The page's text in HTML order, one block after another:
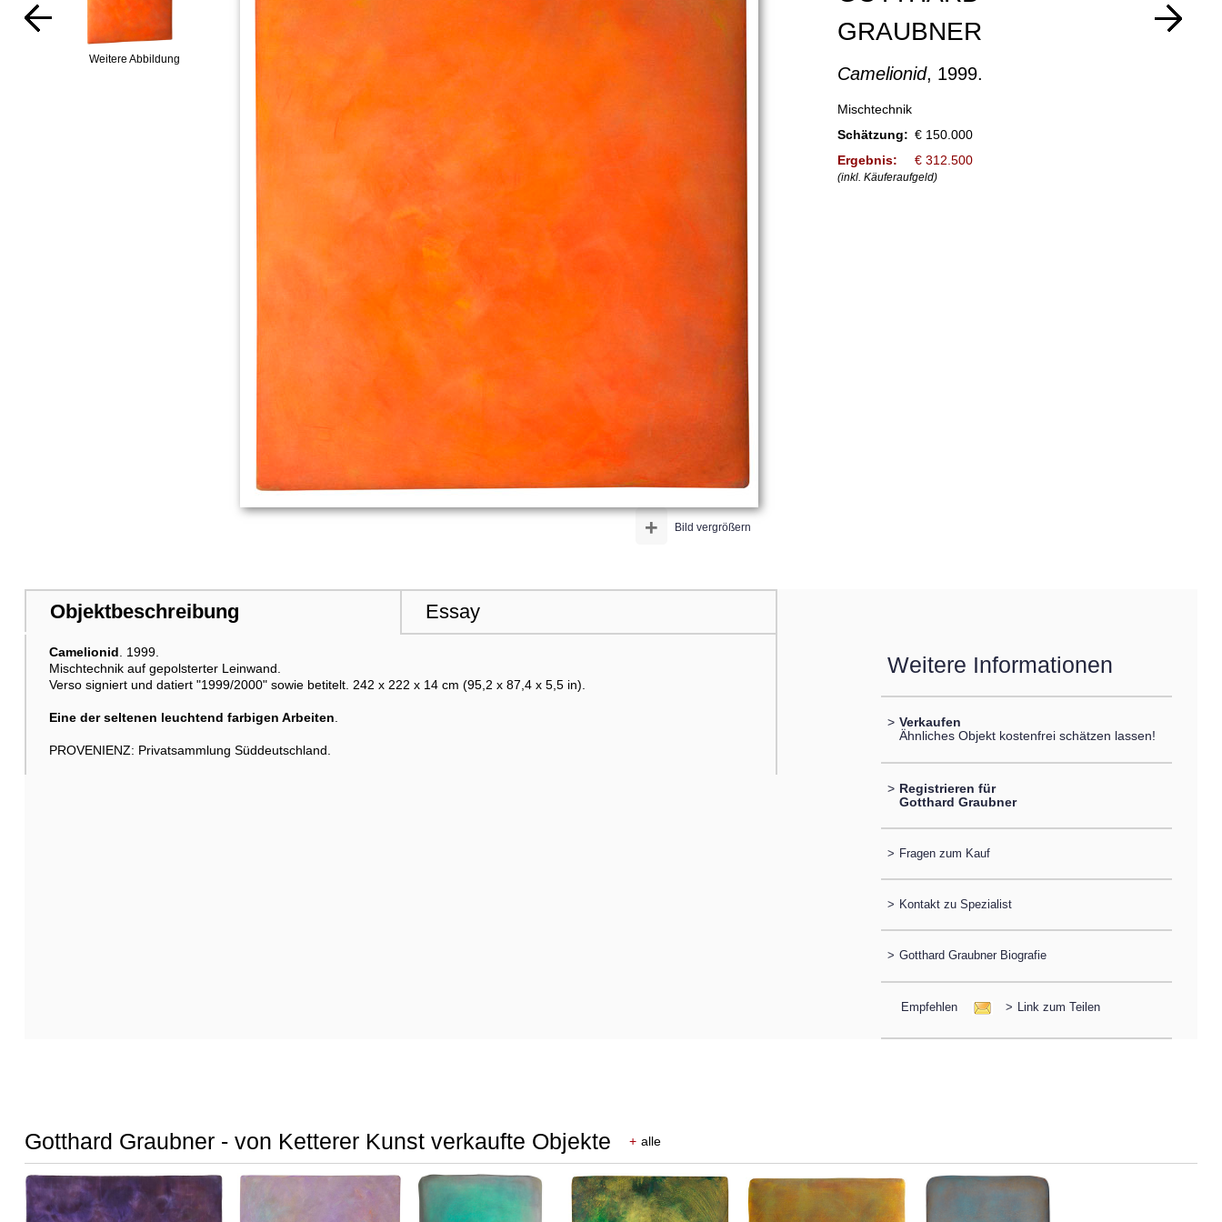
Weitere Abbildung
Bild vergrößern
+
GRAUBNER
Camelionid, 1999.
Mischtechnik
Schätzung: € 150.000
Ergebnis:
€ 312.500
(inkl. Käuferaufgeld)
Objektbeschreibung Essay
Camelionid . 1999.
Mischtechnik auf gepolsterter Leinwand.
Verso signiert und datiert "1999/2000" sowie betitelt. 242 x 222 x 14 cm (95,2 x 87,4 x 5,5 in).
Eine der seltenen leuchtend farbigen Arbeiten
PROVENIENZ: Privatsammlung Süddeutschland.
Weitere Informationen
> Verkaufen
Ähnliches Objekt kostenfrei schätzen lassen!
> Registrieren für
Gotthard Graubner
> Fragen zum Kauf
> Kontakt zu Spezialist
> Gotthard Graubner Biografie
Empfehlen > Link zum Teilen
Gotthard Graubner - von Ketterer Kunst verkaufte Objekte + alle